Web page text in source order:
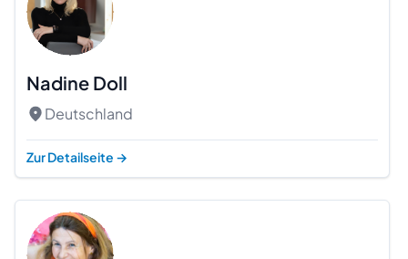
Nadine Doll
Deutschland
Zur Detailseite →